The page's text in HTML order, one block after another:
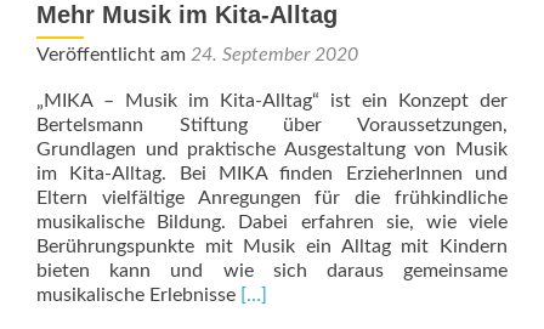
Mehr Musik im Kita-Alltag
Veröffentlicht am 24. September 2020
„MIKA – Musik im Kita-Alltag“ ist ein Konzept der
Bertelsmann Stiftung über Voraussetzungen,
Grundlagen und praktische Ausgestaltung von Musik
im Kita-Alltag. Bei MIKA finden ErzieherInnen und
Eltern vielfältige Anregungen für die frühkindliche
musikalische Bildung. Dabei erfahren sie, wie viele
Berührungspunkte mit Musik ein Alltag mit Kindern
bieten kann und wie sich daraus gemeinsame
musikalische Erlebnisse Read
[…]